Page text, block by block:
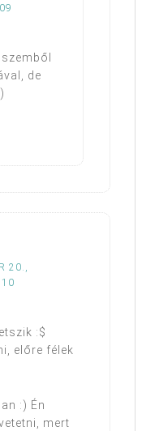
de
20.,
:$
előre félek
:) Én
mert